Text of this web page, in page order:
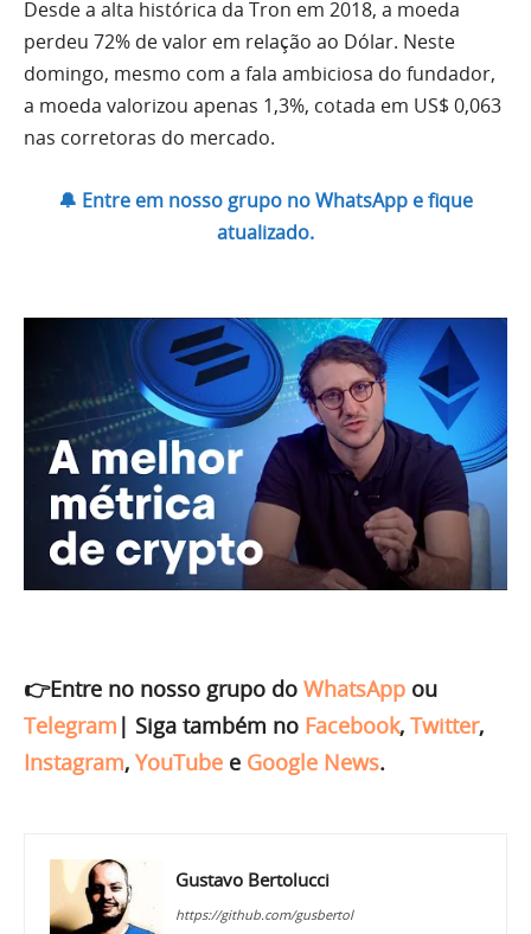
Desde a alta histórica da Tron em 2018, a moeda
perdeu 72% de valor em relação ao Dólar. Neste
domingo, mesmo com a fala ambiciosa do fundador,
a moeda valorizou apenas 1,3%, cotada em US$ 0,063
nas corretoras do mercado.
🔔 Entre em nosso grupo no WhatsApp e fique
atualizado.
👉Entre no nosso grupo do WhatsApp ou
Telegram | Siga também no Facebook, Twitter,
Instagram, YouTube e Google News.
Gustavo Bertolucci
https://github.com/gusbertol